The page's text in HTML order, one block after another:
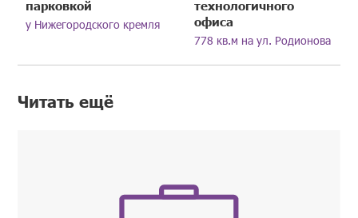
парковкой
у Нижегородского кремля
технологичного
офиса
778 кв.м на ул. Родионова
Читать ещё